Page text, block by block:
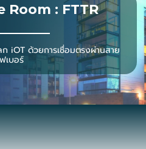
: FTTR
ก iOT ด้วยการเชื่อมตรงผ่านสาย
เบอร์